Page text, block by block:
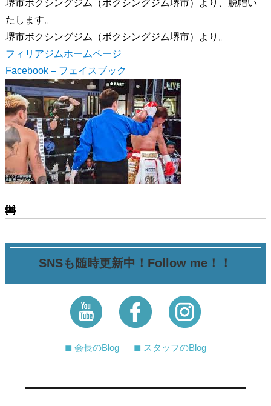
堺市ボクシングジム（ボクシングジム堺市）より、脱帽い
たします。
堺市ボクシングジム（ボクシングジム堺市）より。
フィリアジムホームページ
Facebook – フェイスブック
[ssba-buttons]
SNSも随時更新中！Follow me！！
◼︎ 会長のBlog ◼︎ スタッフのBlog